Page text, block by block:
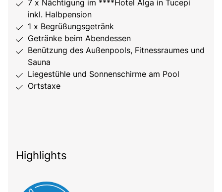
7 x Nächtigung im ****Hotel Alga in Tucepi
inkl. Halbpension
1 x Begrüßungsgetränk
Getränke beim Abendessen
Benützung des Außenpools, Fitnessraumes und
Sauna
Liegestühle und Sonnenschirme am Pool
Ortstaxe
Highlights